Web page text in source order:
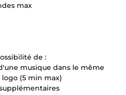
max
de :
musique dans le même
(5 min max)